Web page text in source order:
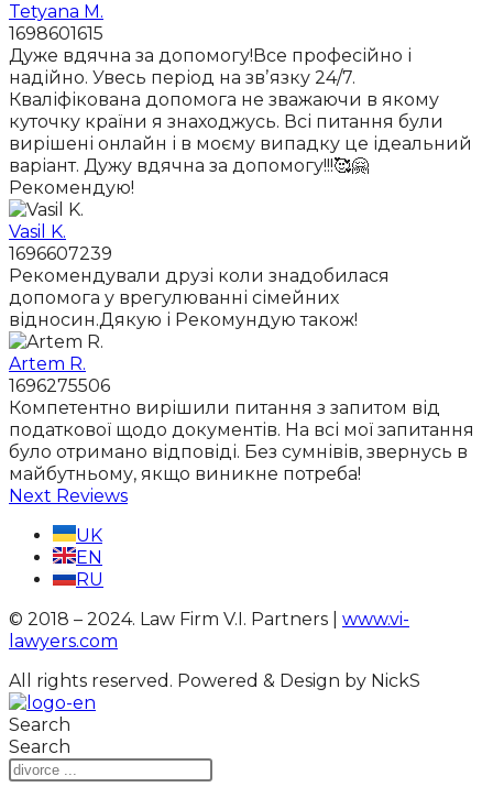
Tetyana M.
1698601615
Дуже вдячна за допомогу!Все професійно і
надійно. Увесь період на звʼязку 24/7.
Кваліфікована допомога не зважаючи в якому
куточку країни я знаходжусь. Всі питання були
вирішені онлайн і в моєму випадку це ідеальний
варіант. Дужу вдячна за допомогу!!!🥰🤗
Рекомендую!
Vasil K.
1696607239
Рекомендували друзі коли знадобилася
допомога у врегулюванні сімейних
відносин.Дякую і Рекомундую також!
Artem R.
1696275506
Компетентно вирішили питання з запитом від
податкової щодо документів. На всі мої запитання
було отримано відповіді. Без сумнівів, звернусь в
майбутньому, якщо виникне потреба!
Next Reviews
UK
EN
RU
© 2018 – 2024. Law Firm V.I. Partners | www.vi-
lawyers.com
All rights reserved. Powered & Design by NickS
Search
Search